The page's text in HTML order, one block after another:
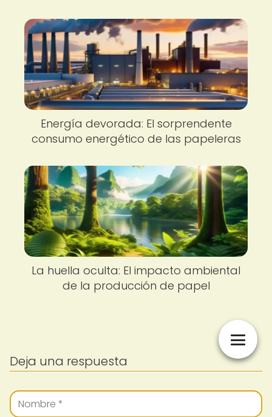
Energía devorada: El sorprendente
consumo energético de las papeleras
La huella oculta: El impacto ambiental
de la producción de papel
Deja una respuesta